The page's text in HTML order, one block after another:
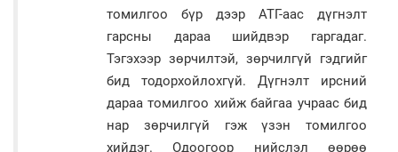
томилгоо бүр дээр АТГ-аас дүгнэлт
гарсны дараа шийдвэр гаргадаг.
Тэгэхээр зөрчилтэй, зөрчилгүй гэдгийг
бид тодорхойлохгүй. Дүгнэлт ирсний
дараа томилгоо хийж байгаа учраас бид
нар зөрчилгүй гэж үзэн томилгоо
хийдэг. Одоогоор нийслэл өөрөө